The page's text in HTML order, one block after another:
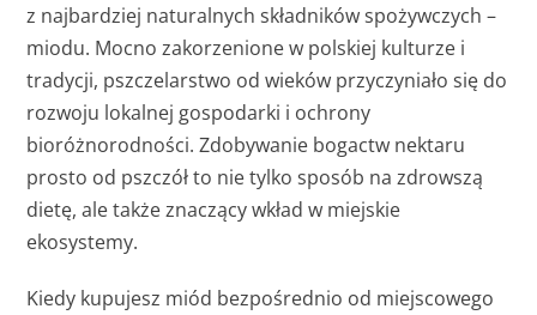
z najbardziej naturalnych składników spożywczych –
miodu. Mocno zakorzenione w polskiej kulturze i
tradycji, pszczelarstwo od wieków przyczyniało się do
rozwoju lokalnej gospodarki i ochrony
bioróżnorodności. Zdobywanie bogactw nektaru
prosto od pszczół to nie tylko sposób na zdrowszą
dietę, ale także znaczący wkład w miejskie
ekosystemy.
Kiedy kupujesz miód bezpośrednio od miejscowego